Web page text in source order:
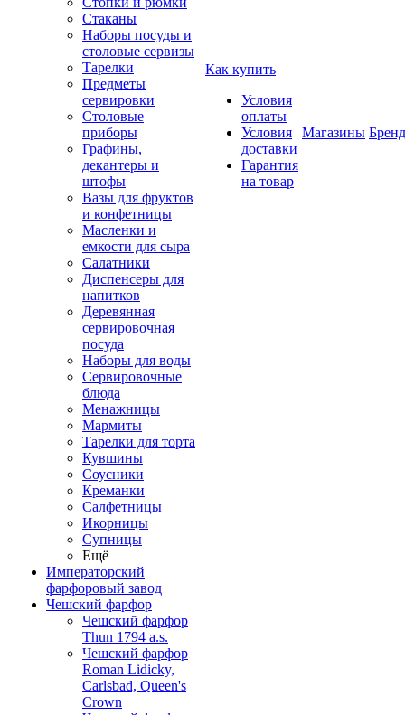
Стаканы
Наборы посуды и
столовые сервизы
Тарелки
Предметы
сервировки
Столовые
приборы
Графины,
декантеры и
штофы
Вазы для фруктов
и конфетницы
Масленки и
емкости для сыра
Салатники
Диспенсеры для
напитков
Деревянная
сервировочная
посуда
Наборы для воды
Сервировочные
блюда
Менажницы
Мармиты
Тарелки для торта
Кувшины
Соусники
Креманки
Салфетницы
Икорницы
Супницы
Ещё
Императорский
фарфоровый завод
Чешский фарфор
Чешский фарфор
Thun 1794 a.s.
Чешский фарфор
Roman Lidicky,
Carlsbad, Queen's
Crown
Как купить
Условия
оплаты
Условия
доставки
Гарантия
на товар
Магазины